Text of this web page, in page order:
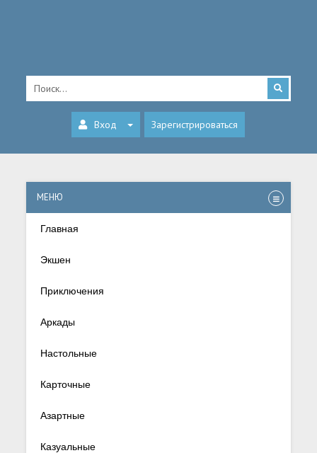
Вход Зарегистрироваться
МЕНЮ
Главная
Экшен
Приключения
Аркады
Настольные
Карточные
Азартные
Казуальные